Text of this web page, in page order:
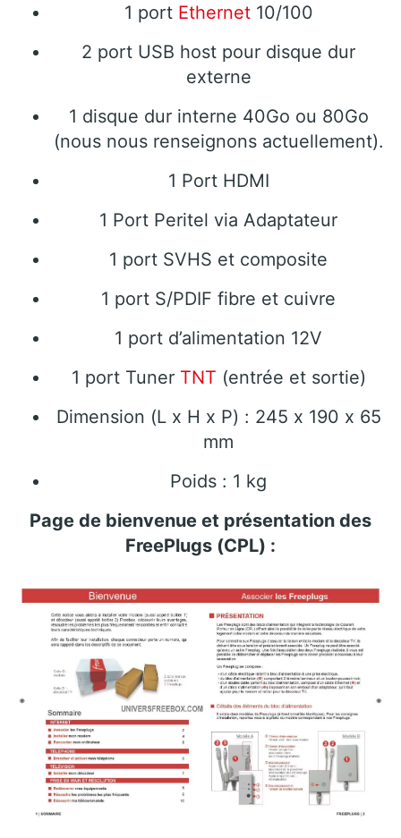
1 portEthernet 10/100
2 port USB host pour disque dur
externe
1 disque dur interne 40Go ou 80Go
(nous nous renseignons actuellement).
1 Port HDMI
1 Port Peritel via Adaptateur
1 port SVHS et composite
1 port S/PDIF fibre et cuivre
1 port d’alimentation 12V
1 port TunerTNT (entrée et sortie)
Dimension (L x H x P) : 245 x 190 x 65
mm
Poids : 1 kg
Page de bienvenue et présentation des
FreePlugs (CPL) :